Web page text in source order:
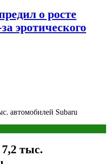
о росте
эротического
автомобилей Subaru
тыс.